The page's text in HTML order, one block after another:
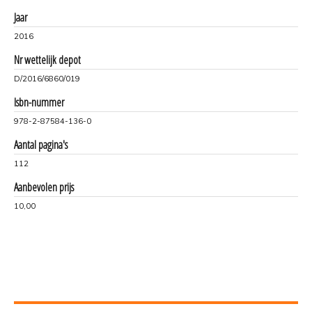
Jaar
2016
Nr wettelijk depot
D/2016/6860/019
Isbn-nummer
978-2-87584-136-0
Aantal pagina's
112
Aanbevolen prijs
10,00